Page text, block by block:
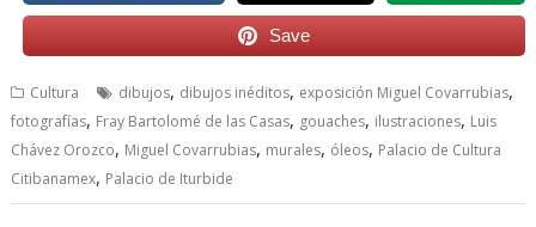
Save
Cultura dibujos, dibujos inéditos, exposición Miguel Covarrubias,
fotografías, Fray Bartolomé de las Casas, gouaches, ilustraciones, Luis
Chávez Orozco, Miguel Covarrubias, murales, óleos, Palacio de Cultura
Citibanamex, Palacio de Iturbide